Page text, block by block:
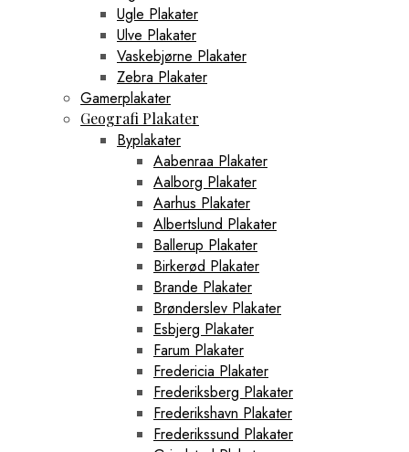
Ugle Plakater
Ulve Plakater
Vaskebjørne Plakater
Zebra Plakater
Gamerplakater
Geografi Plakater
Byplakater
Aabenraa Plakater
Aalborg Plakater
Aarhus Plakater
Albertslund Plakater
Ballerup Plakater
Birkerød Plakater
Brande Plakater
Brønderslev Plakater
Esbjerg Plakater
Farum Plakater
Fredericia Plakater
Frederiksberg Plakater
Frederikshavn Plakater
Frederikssund Plakater